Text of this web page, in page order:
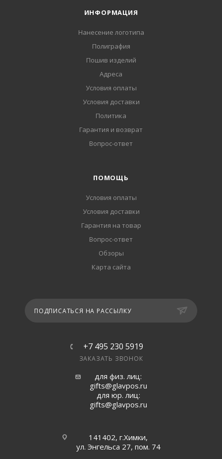
ИНФОРМАЦИЯ
Нанесение логотипа
Полиграфия
Пошив изделий
Адреса
Условия оплаты
Условия доставки
Политика
Гарантия и возврат
Вопрос-ответ
ПОМОЩЬ
Условия оплаты
Условия доставки
Гарантия на товар
Вопрос-ответ
Обзоры
Карта сайта
ПОДПИСАТЬСЯ НА РАССЫЛКУ
+7 495 230 5919
ЗАКАЗАТЬ ЗВОНОК
для физ. лиц:
gifts@glavpos.ru
для юр. лиц:
gifts@glavpos.ru
141402, г.Химки,
ул. Энгельса 27, пом. 74